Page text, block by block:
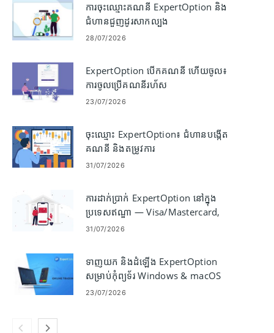
ការចុះឈ្មោះគណនី ExpertOption និង
ជំហានជួញដូរសាកល្បង
28/07/2026
ExpertOption បើកគណនី ហើយចូល៖
ការចូលប្រើគណនីរហ័ស
23/07/2026
ចុះឈ្មោះ ExpertOption៖ ជំហានបង្កើត
គណនី និងតម្រូវការ
31/07/2026
ការដាក់ប្រាក់ ExpertOption នៅក្នុង
ប្រទេសឥណ្ឌា — Visa/Mastercard,
UPI, E-payments & Crypto
31/07/2026
ទាញយក និងដំឡើង ExpertOption
សម្រាប់កុំព្យូទ័រ Windows & macOS
23/07/2026